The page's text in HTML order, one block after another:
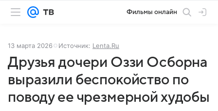
Фильмы онлайн
13 марта 2026 Источник: Lenta.Ru
Друзья дочери Оззи Осборна
выразили беспокойство по
поводу ее чрезмерной худобы